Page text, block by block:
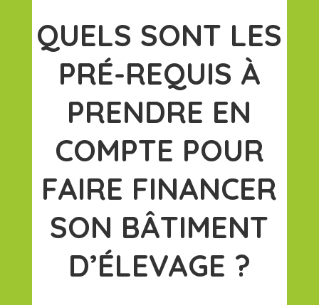
QUELS SONT LES
PRÉ-REQUIS À
PRENDRE EN
COMPTE POUR
FAIRE FINANCER
SON BÂTIMENT
D’ÉLEVAGE ?